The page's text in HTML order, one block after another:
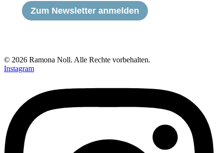
Zum Newsletter anmelden
© 2026 Ramona Noll. Alle Rechte vorbehalten.
Instagram